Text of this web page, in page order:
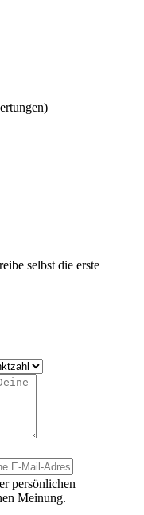
selbst die erste
persönlichen
Meinung.